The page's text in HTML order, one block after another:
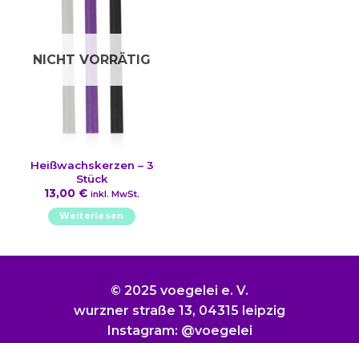
NICHT VORRÄTIG
Heißwachskerzen – 3
Stück
13,00 € inkl. MwSt.
Weiterlesen
© 2025 voegelei e. V.
wurzner straße 13, 04315 leipzig
Instagram: @voegelei